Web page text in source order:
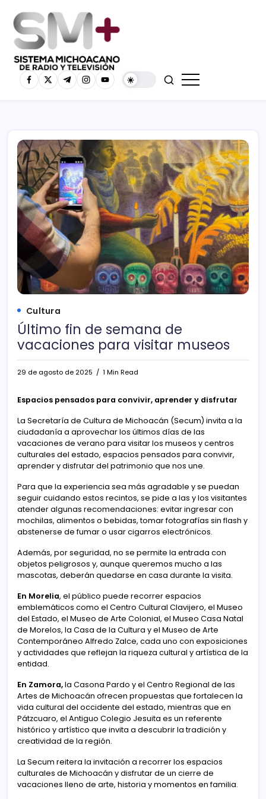
Cultura
Último fin de semana de
vacaciones para visitar museos
29 de agosto de 2025 1 Min Read
Espacios pensados para convivir, aprender y disfrutar
La Secretaría de Cultura de Michoacán (Secum) invita a la
ciudadanía a aprovechar los últimos días de las
vacaciones de verano para visitar los museos y centros
culturales del estado, espacios pensados para convivir,
aprender y disfrutar del patrimonio que nos une.
Para que la experiencia sea más agradable y se puedan
seguir cuidando estos recintos, se pide a las y los visitantes
atender algunas recomendaciones: evitar ingresar con
mochilas, alimentos o bebidas, tomar fotografías sin flash y
abstenerse de fumar o usar cigarros electrónicos.
Además, por seguridad, no se permite la entrada con
objetos peligrosos y, aunque queremos mucho a las
mascotas, deberán quedarse en casa durante la visita.
En Morelia, el público puede recorrer espacios
emblemáticos como el Centro Cultural Clavijero, el Museo
del Estado, el Museo de Arte Colonial, el Museo Casa Natal
de Morelos, la Casa de la Cultura y el Museo de Arte
Contemporáneo Alfredo Zalce, cada uno con exposiciones
y actividades que reflejan la riqueza cultural y artística de la
entidad.
En Zamora,la Casona Pardo y el Centro Regional de las
Artes de Michoacán ofrecen propuestas que fortalecen la
vida cultural del occidente del estado, mientras que en
Pátzcuaro, el Antiguo Colegio Jesuita es un referente
histórico y artístico que invita a descubrir la tradición y
creatividad de la región.
La Secum reitera la invitación a recorrer los espacios
culturales de Michoacán y disfrutar de un cierre de
vacaciones lleno de arte, historia y momentos en familia.